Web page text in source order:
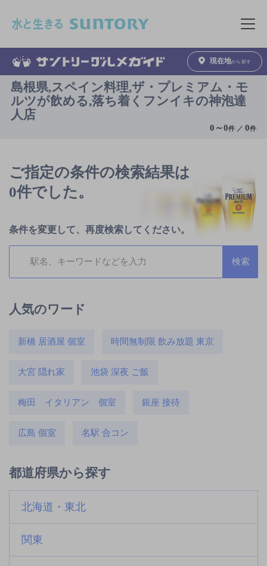
メニュ
現在地から探す
島根県,スペイン料理,ザ・プレミアム・モ
ルツが飲める,落ち着くフンイキの神泡達
人店
0 ～0件 ／0件
ご指定の条件の検索結果は
0件でした。
条件を変更して、再度検索してください。
人気のワード
新橋 居酒屋 個室 時間無制限 飲み放題 東京
大宮 隠れ家 池袋 深夜 ご飯
梅田 イタリアン 個室 銀座 接待
広島 個室 名駅 合コン
都道府県から探す
北海道・東北
関東